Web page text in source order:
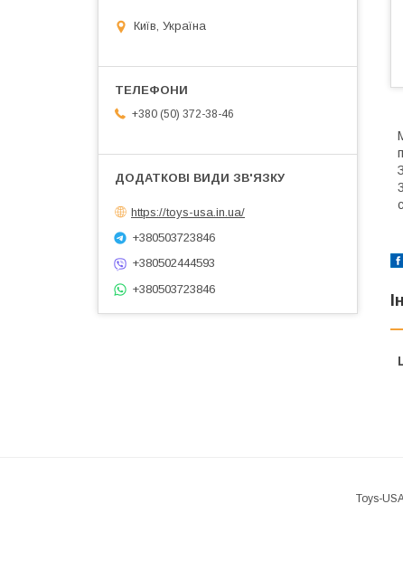
Київ, Україна
+380 (50) 372-38-46
https://toys-usa.in.ua/
+380503723846
+380502444593
+380503723846